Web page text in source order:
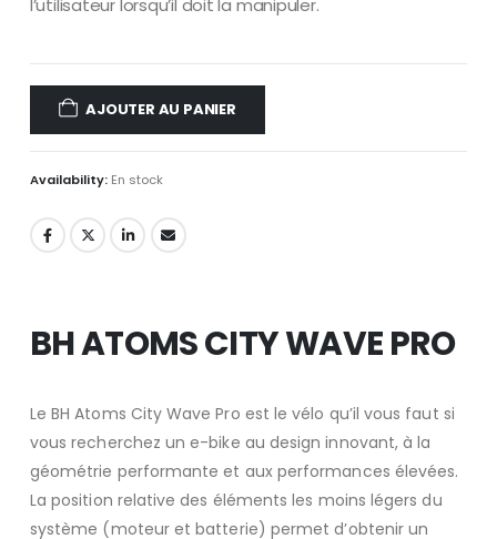
l’utilisateur lorsqu’il doit la manipuler.
AJOUTER AU PANIER
Availability: En stock
BH ATOMS CITY WAVE PRO
Le BH Atoms City Wave Pro est le vélo qu’il vous faut si
vous recherchez un e-bike au design innovant, à la
géométrie performante et aux performances élevées.
La position relative des éléments les moins légers du
système (moteur et batterie) permet d’obtenir un